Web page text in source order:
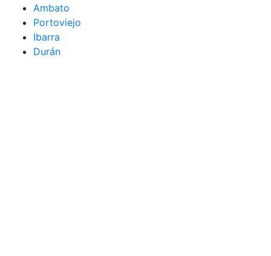
Ambato
Portoviejo
Ibarra
Durán